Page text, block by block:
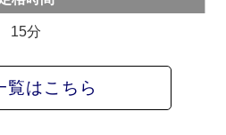
15分
覧はこちら